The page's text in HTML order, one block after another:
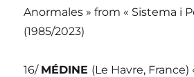
Anormales » from « Sistema i
(1985/2023)
16/ MÉDINE (Le Havre, France)